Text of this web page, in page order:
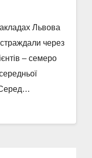
Львова
через
– семеро
Серед…